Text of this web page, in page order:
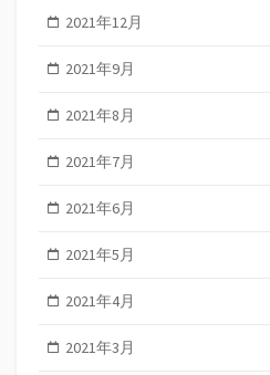
2021年12月
2021年9月
2021年8月
2021年7月
2021年6月
2021年5月
2021年4月
2021年3月